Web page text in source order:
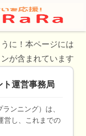
！？バチェラ
に！本ページには
が含まれています
運営事務局
ンニング）は、
営し、これまでの